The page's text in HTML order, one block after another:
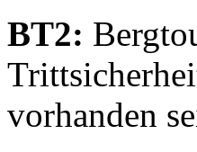
BT2:
vorhanden